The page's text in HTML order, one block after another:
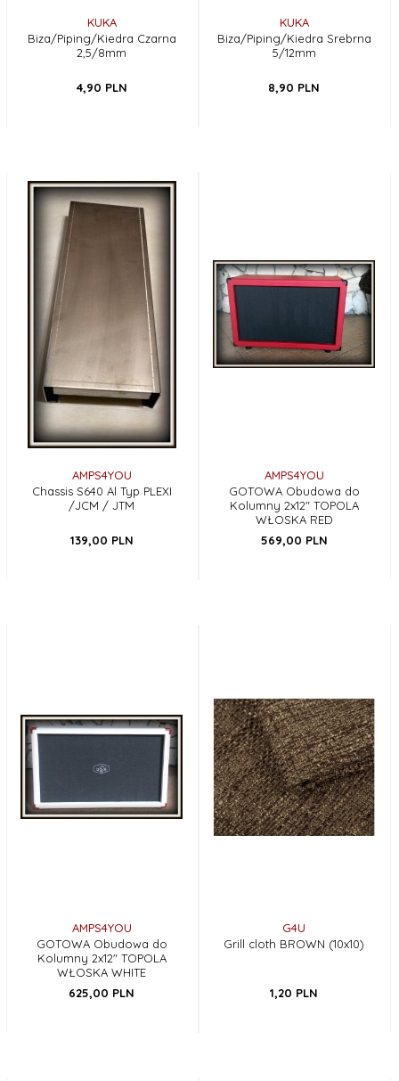
KUKA
Biza/Piping/Kiedra Czarna
2,5/8mm
4,90 PLN
KUKA
Biza/Piping/Kiedra Srebrna
5/12mm
8,90 PLN
AMPS4YOU
Chassis S640 Al Typ PLEXI
/JCM / JTM
139,00 PLN
AMPS4YOU
GOTOWA Obudowa do
Kolumny 2x12" TOPOLA
WŁOSKA RED
569,00 PLN
AMPS4YOU
GOTOWA Obudowa do
Kolumny 2x12" TOPOLA
WŁOSKA WHITE
625,00 PLN
G4U
Grill cloth BROWN (10x10)
1,20 PLN